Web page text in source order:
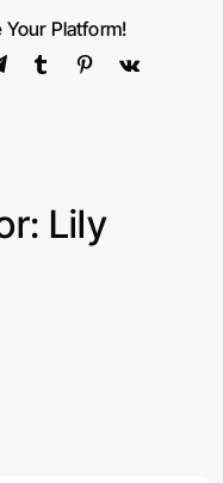
Platform!
Telegram
TumblrPinterest
Vk
Lily